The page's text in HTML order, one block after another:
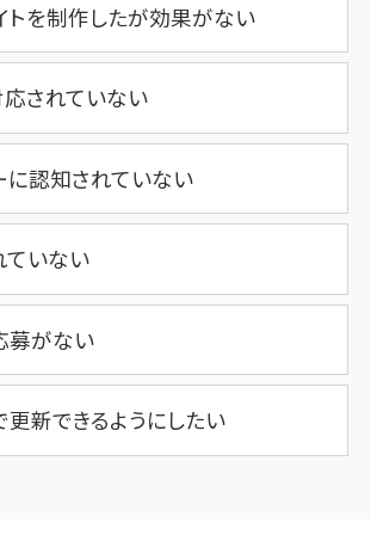
トを制作したが効果がない
されていない
に認知されていない
ていない
募がない
更新できるようにしたい